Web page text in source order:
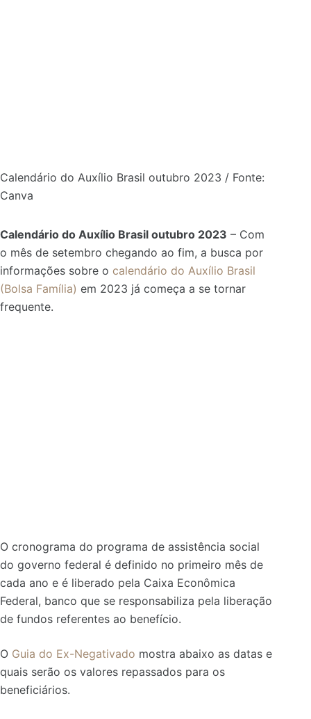
Calendário do Auxílio Brasil outubro 2023 / Fonte:
Canva
Calendário do Auxílio Brasil outubro 2023 – Com
o mês de setembro chegando ao fim, a busca por
informações sobre o calendário do Auxílio Brasil
(Bolsa Família) em 2023 já começa a se tornar
frequente.
O cronograma do programa de assistência social
do governo federal é definido no primeiro mês de
cada ano e é liberado pela Caixa Econômica
Federal, banco que se responsabiliza pela liberação
de fundos referentes ao benefício.
O Guia do Ex-Negativado mostra abaixo as datas e
quais serão os valores repassados para os
beneficiários.